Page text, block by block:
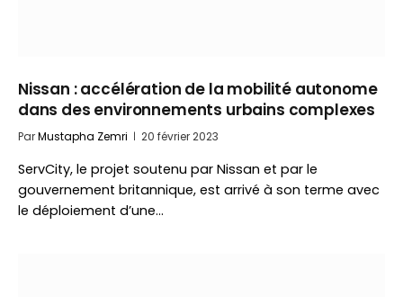
Nissan : accélération de la mobilité autonome
dans des environnements urbains complexes
ParMustapha Zemri 20 février 2023
ServCity, le projet soutenu par Nissan et par le
gouvernement britannique, est arrivé à son terme avec
le déploiement d’une…